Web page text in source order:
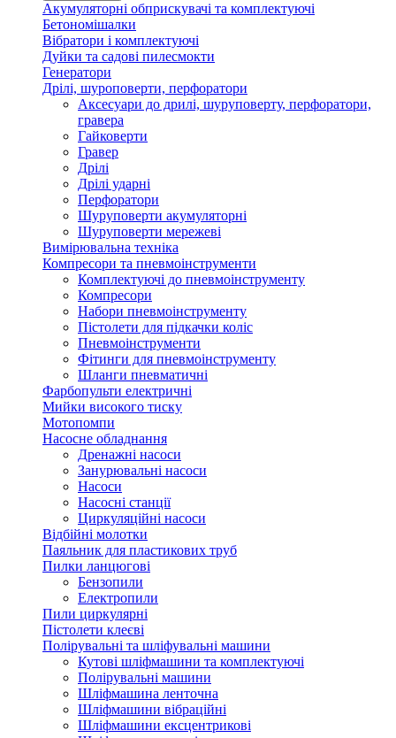
Акумуляторні обприскувачі та комплектуючі
Бетономішалки
Вібратори і комплектуючі
Дуйки та садові пилесмокти
Генератори
Дрілі, шуроповерти, перфоратори
Аксесуари до дрилі, шуруповерту, перфоратори,
гравера
Гайковерти
Гравер
Дрілі
Дрілі ударні
Перфоратори
Шуруповерти акумуляторні
Шуруповерти мережеві
Вимірювальна техніка
Компресори та пневмоінструменти
Комплектуючі до пневмоінструменту
Компресори
Набори пневмоінструменту
Пістолети для підкачки коліс
Пневмоінструменти
Фітинги для пневмоінструменту
Шланги пневматичні
Фарбопульти електричні
Мийки високого тиску
Мотопомпи
Насосне обладнання
Дренажні насоси
Занурювальні насоси
Насоси
Насосні станції
Циркуляційні насоси
Відбійні молотки
Паяльник для пластикових труб
Пилки ланцюгові
Бензопили
Електропили
Пили циркулярні
Пістолети клеєві
Полірувальні та шліфувальні машини
Кутові шліфмашини та комплектуючі
Полірувальні машини
Шліфмашина ленточна
Шліфмашини вібраційні
Шліфмашини ексцентрикові